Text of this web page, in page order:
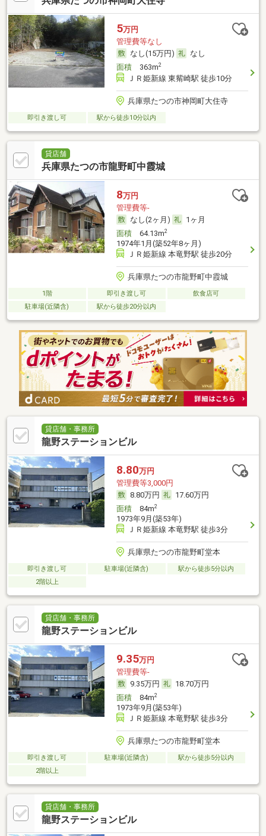
5万円
管理費等なし
なし(15万円)
なし
面積363m2
ＪＲ姫新線 東觜崎駅 徒歩10分
兵庫県たつの市神岡町大住寺
即引き渡し可 駅から徒歩10分以内
貸店舗
兵庫県たつの市龍野町中霞城
8万円
管理費等-
なし(2ヶ月)
1ヶ月
面積64.13m2
1974年1月(築52年8ヶ月)
ＪＲ姫新線 本竜野駅 徒歩20分
兵庫県たつの市龍野町中霞城
1階 即引き渡し可
飲食店可
駐車場(近隣含)
駅から徒歩20分以内
貸店舗・事務所
龍野ステーションビル
8.80万円
管理費等3,000円
8.80万円
17.60万円
面積84m2
1973年9月(築53年)
ＪＲ姫新線 本竜野駅 徒歩3分
兵庫県たつの市龍野町堂本
即引き渡し可 駐車場(近隣含)
駅から徒歩5分以内
2階以上
貸店舗・事務所
龍野ステーションビル
9.35万円
管理費等-
9.35万円
18.70万円
面積84m2
1973年9月(築53年)
ＪＲ姫新線 本竜野駅 徒歩3分
兵庫県たつの市龍野町堂本
即引き渡し可 駐車場(近隣含)
駅から徒歩5分以内
2階以上
貸店舗・事務所
龍野ステーションビル